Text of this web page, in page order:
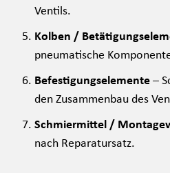
Ventils.
Kolben /
pneumatische
Befestigungselemente–
den Zusammenbau des
Schmiermittel /
nach Reparatursatz.